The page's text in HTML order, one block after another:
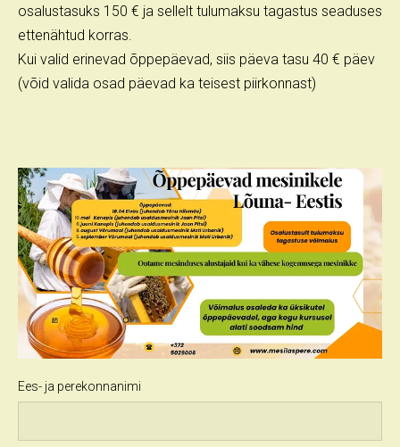
osalustasuks 150 € ja sellelt tulumaksu tagastus seaduses
ettenähtud korras.
Kui valid erinevad õppepäevad, siis päeva tasu 40 € päev
(võid valida osad päevad ka teisest piirkonnast)
Ees- ja perekonnanimi